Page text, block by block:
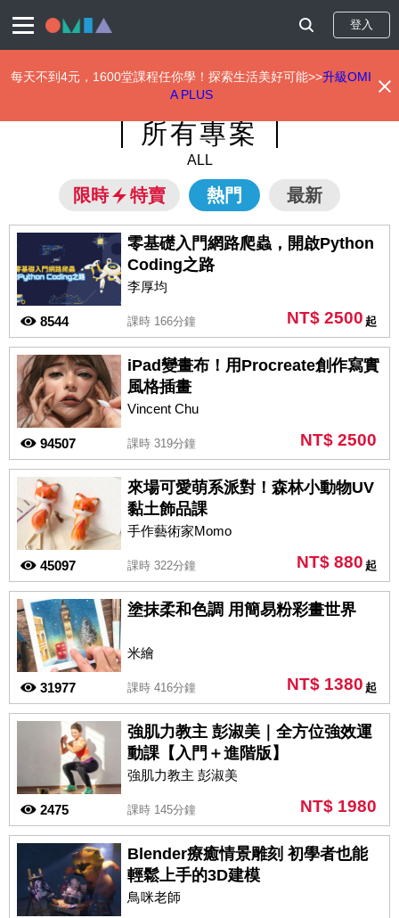
登入
每天不到4元，1600堂課程任你學！探索生活美好可能>>升級OMI
A PLUS
所有專案
ALL
限時 特賣 熱門 最新
李厚均
零基礎入門網路爬蟲，開啟Python
Coding之路
課時 166分鐘
8544 NT$ 2500 起
Vincent Chu
iPad變畫布！用Procreate創作寫實
風格插畫
課時 319分鐘
94507 NT$ 2500
手作藝術家Momo
來場可愛萌系派對！森林小動物UV
黏土飾品課
課時 322分鐘
45097 NT$ 880 起
米繪
塗抹柔和色調 用簡易粉彩畫世界
課時 416分鐘
31977 NT$ 1380 起
強肌力教主 彭淑美
強肌力教主 彭淑美｜全方位強效運
動課【入門＋進階版】
課時 145分鐘
2475 NT$ 1980
鳥咪老師
Blender療癒情景雕刻 初學者也能
輕鬆上手的3D建模